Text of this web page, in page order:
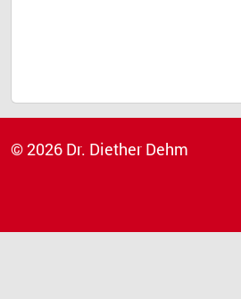
© 2026 Dr. Diether Dehm